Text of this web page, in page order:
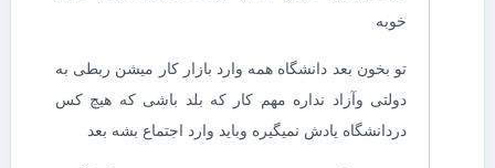
خوبه
تو بخون بعد دانشگاه همه وارد بازار کار میشن ربطی به
دولتی وآزاد نداره مهم کار که بلد باشی که هیچ کس
دردانشگاه یادش نمیگیره وباید وارد اجتماع بشه بعد